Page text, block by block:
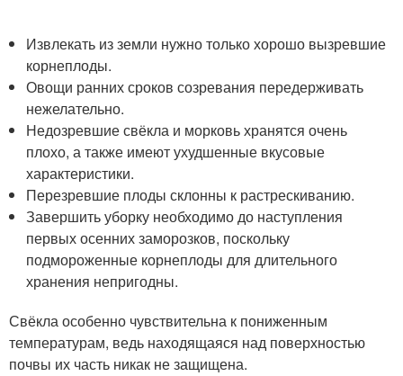
Извлекать из земли нужно только хорошо вызревшие
корнеплоды.
Овощи ранних сроков созревания передерживать
нежелательно.
Недозревшие свёкла и морковь хранятся очень
плохо, а также имеют ухудшенные вкусовые
характеристики.
Перезревшие плоды склонны к растрескиванию.
Завершить уборку необходимо до наступления
первых осенних заморозков, поскольку
подмороженные корнеплоды для длительного
хранения непригодны.
Свёкла особенно чувствительна к пониженным
температурам, ведь находящаяся над поверхностью
почвы их часть никак не защищена.